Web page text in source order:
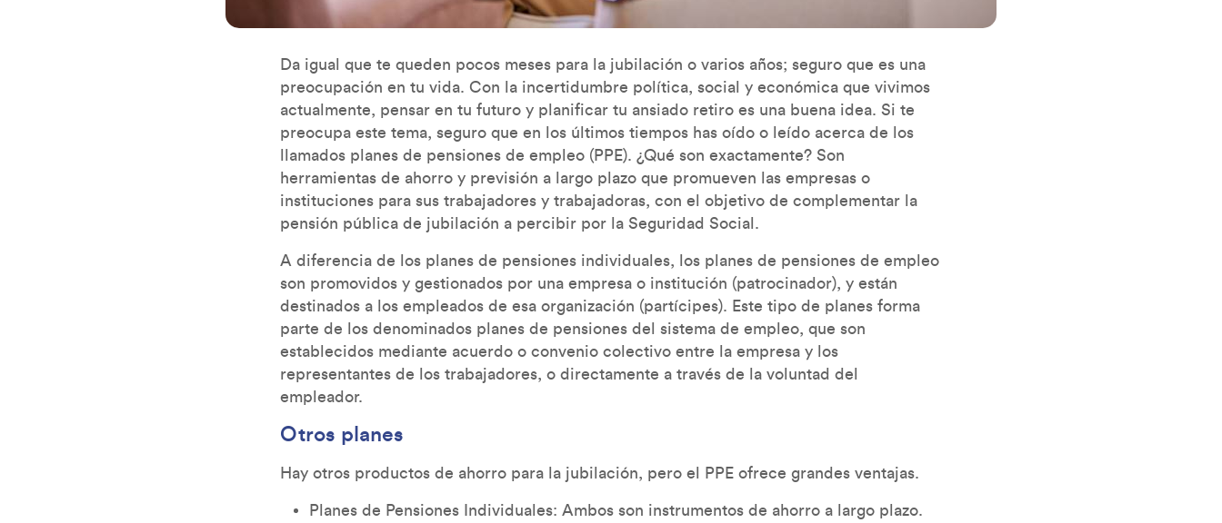
Da igual que te queden pocos meses para la jubilación o varios años; seguro que es una
preocupación en tu vida. Con la incertidumbre política, social y económica que vivimos
actualmente, pensar en tu futuro y planificar tu ansiado retiro es una buena idea. Si te
preocupa este tema, seguro que en los últimos tiempos has oído o leído acerca de los
llamados planes de pensiones de empleo (PPE). ¿Qué son exactamente? Son
herramientas de ahorro y previsión a largo plazo que promueven las empresas o
instituciones para sus trabajadores y trabajadoras, con el objetivo de complementar la
pensión pública de jubilación a percibir por la Seguridad Social.
A diferencia de los planes de pensiones individuales, los planes de pensiones de empleo
son promovidos y gestionados por una empresa o institución (patrocinador), y están
destinados a los empleados de esa organización (partícipes). Este tipo de planes forma
parte de los denominados planes de pensiones del sistema de empleo, que son
establecidos mediante acuerdo o convenio colectivo entre la empresa y los
representantes de los trabajadores, o directamente a través de la voluntad del
empleador.
Otros planes
Hay otros productos de ahorro para la jubilación, pero el PPE ofrece grandes ventajas.
Planes de Pensiones Individuales: Ambos son instrumentos de ahorro a largo plazo.